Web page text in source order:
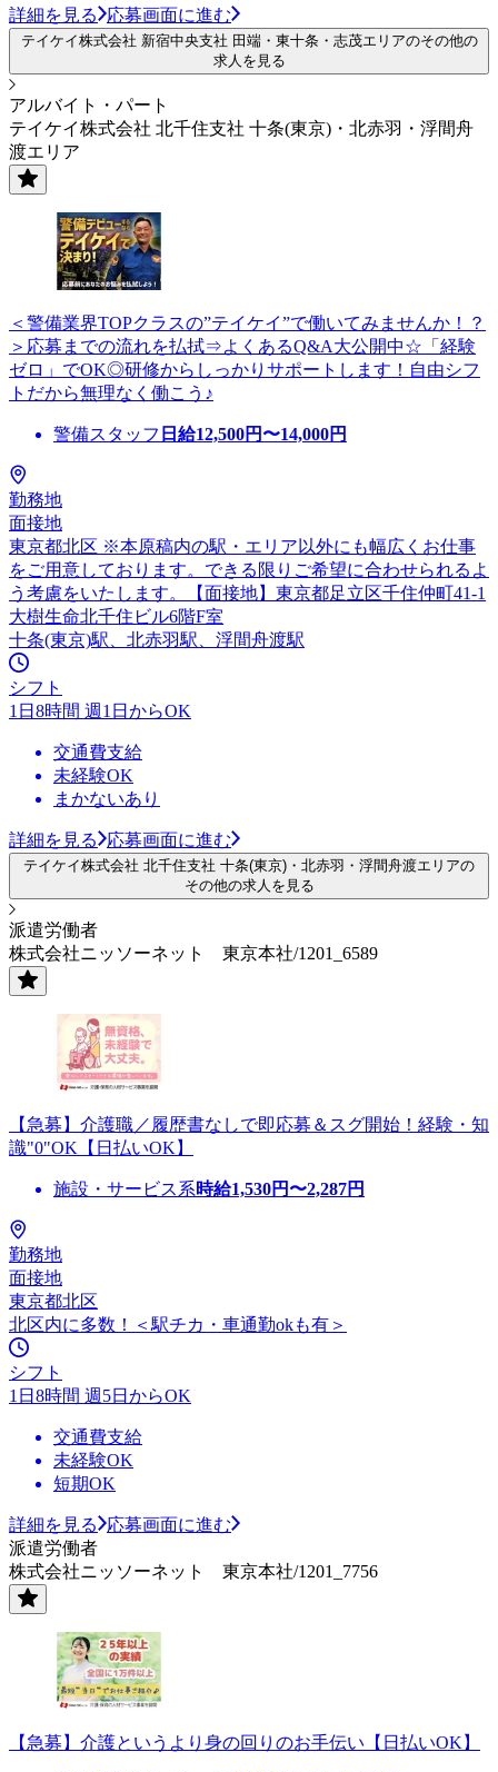
詳細を見る 応募画面に進む
テイケイ株式会社 新宿中央支社 田端・東十条・志茂エリアのその他の
求人を見る
アルバイト・パート
テイケイ株式会社 北千住支社 十条(東京)・北赤羽・浮間舟
渡エリア
＜警備業界TOPクラスの”テイケイ”で働いてみませんか！？
＞応募までの流れを払拭⇒よくあるQ&A大公開中☆「経験
ゼロ」でOK◎研修からしっかりサポートします！自由シフ
トだから無理なく働こう♪
警備スタッフ 日給12,500円〜14,000円
勤務地
面接地
東京都北区 ※本原稿内の駅・エリア以外にも幅広くお仕事
をご用意しております。できる限りご希望に合わせられるよ
う考慮をいたします。【面接地】東京都足立区千住仲町41-1
大樹生命北千住ビル6階F室
十条(東京)駅、北赤羽駅、浮間舟渡駅
シフト
1日8時間 週1日からOK
交通費支給
未経験OK
まかないあり
詳細を見る 応募画面に進む
テイケイ株式会社 北千住支社 十条(東京)・北赤羽・浮間舟渡エリアの
その他の求人を見る
派遣労働者
株式会社ニッソーネット 東京本社/1201_6589
【急募】介護職／履歴書なしで即応募＆スグ開始！経験・知
識"0"OK【日払いOK】
施設・サービス系時給1,530円〜2,287円
勤務地
面接地
東京都北区
北区内に多数！＜駅チカ・車通勤okも有＞
シフト
1日8時間 週5日からOK
交通費支給
未経験OK
短期OK
詳細を見る
応募画面に進む
派遣労働者
株式会社ニッソーネット 東京本社/1201_7756
【急募】介護というより身の回りのお手伝い【日払いOK】